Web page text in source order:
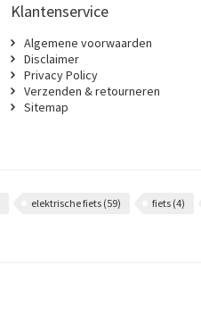
Klantenservice
Algemene voorwaarden
Disclaimer
Privacy Policy
Verzenden & retourneren
Sitemap
elektrische fiets (59) fiets (4)